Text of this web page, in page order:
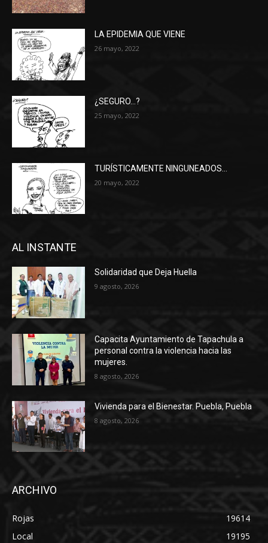
LA EPIDEMIA QUE VIENE
26 mayo, 2022
¿SEGURO…?
25 mayo, 2022
TURÍSTICAMENTE NINGUNEADOS…
20 mayo, 2022
AL INSTANTE
Solidaridad que Deja Huella
9 agosto, 2026
Capacita Ayuntamiento de Tapachula a
personal contra la violencia hacia las
mujeres.
8 agosto, 2026
Vivienda para el Bienestar. Puebla, Puebla
8 agosto, 2026
ARCHIVO
Rojas
19614
Local
19195